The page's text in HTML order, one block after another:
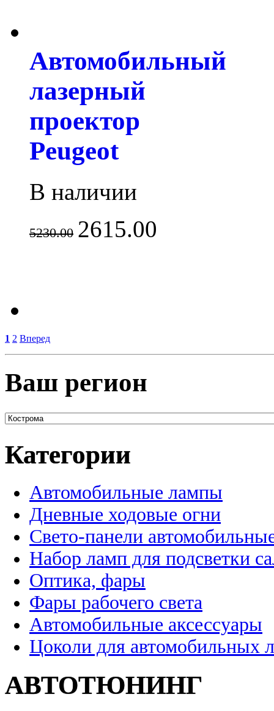
Автомобильный
лазерный
проектор
Peugeot
В наличии
5230.00 2615.00
1 2 Вперед
Ваш регион
Категории
Автомобильные лампы
Дневные ходовые огни
Свето-панели
Набор ламп для подсветки
Оптика, фары
Фары рабочего света
Автомобильные аксессуары
Цоколи для автомобильных
АВТОТЮНИНГ